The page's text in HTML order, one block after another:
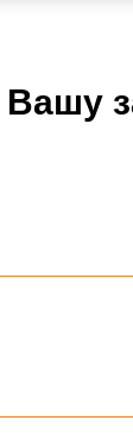
Вашу